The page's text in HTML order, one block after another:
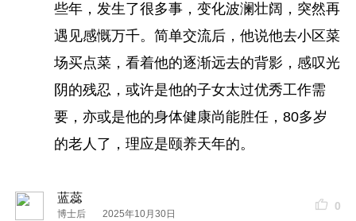
些年，发生了很多事，变化波澜壮阔，突然再
遇见感慨万千。简单交流后，他说他去小区菜
场买点菜，看着他的逐渐远去的背影，感叹光
阴的残忍，或许是他的子女太过优秀工作需
要，亦或是他的身体健康尚能胜任，80多岁
的老人了，理应是颐养天年的。
蓝蕊
博士后 2025年10月30日
0